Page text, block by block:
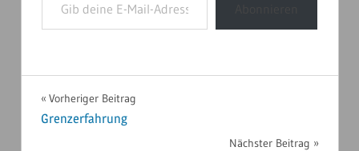
NORDAMERIKA
Beitragsnavigation
Vorheriger Beitrag
Grenzerfahrung
Nächster Beitrag